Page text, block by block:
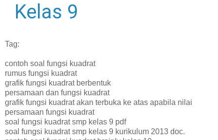
Kelas 9
Tag:
contoh soal fungsi kuadrat
rumus fungsi kuadrat
grafik fungsi kuadrat berbentuk
persamaan dan fungsi kuadrat
grafik fungsi kuadrat akan terbuka ke atas apabila nilai
persamaan fungsi kuadrat
soal fungsi kuadrat smp kelas 9 pdf
soal fungsi kuadrat smp kelas 9 kurikulum 2013 doc.